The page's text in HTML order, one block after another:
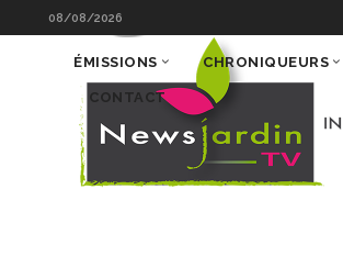
08/08/2026
ÉMISSIONS CHRONIQUEURS
CONTACT